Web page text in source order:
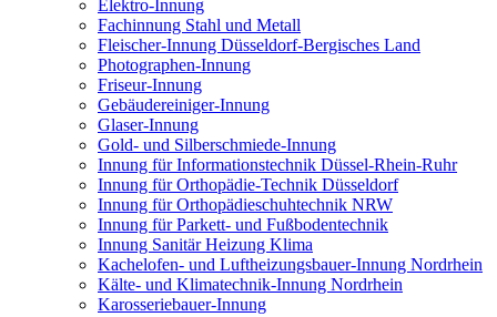
Elektro-Innung
Fachinnung Stahl und Metall
Fleischer-Innung Düsseldorf-Bergisches Land
Photographen-Innung
Friseur-Innung
Gebäudereiniger-Innung
Glaser-Innung
Gold- und Silberschmiede-Innung
Innung für Informationstechnik Düssel-Rhein-Ruhr
Innung für Orthopädie-Technik Düsseldorf
Innung für Orthopädieschuhtechnik NRW
Innung für Parkett- und Fußbodentechnik
Innung Sanitär Heizung Klima
Kachelofen- und Luftheizungsbauer-Innung Nordrhein
Kälte- und Klimatechnik-Innung Nordrhein
Karosseriebauer-Innung